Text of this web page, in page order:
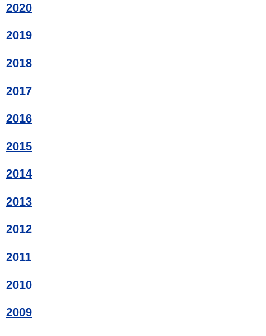
2020
2019
2018
2017
2016
2015
2014
2013
2012
2011
2010
2009